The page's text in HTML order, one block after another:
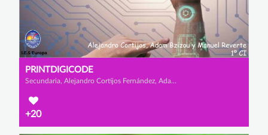
PRINTDIGICODE
Secundaria, Alejandro Cortijos Fernández, Adam Bzizou Lamharmel y Manuel Reverte Arce
+20